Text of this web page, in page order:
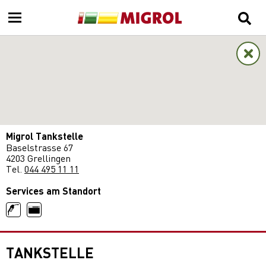
Migrol Tankstelle
Baselstrasse 67
4203 Grellingen
Tel. 044 495 11 11
Services am Standort
TANKSTELLE